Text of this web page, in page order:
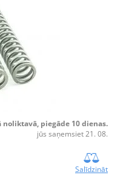
noliktavā, piegāde 10 dienas.
jūs saņemsiet 21. 08.
Salīdzināt